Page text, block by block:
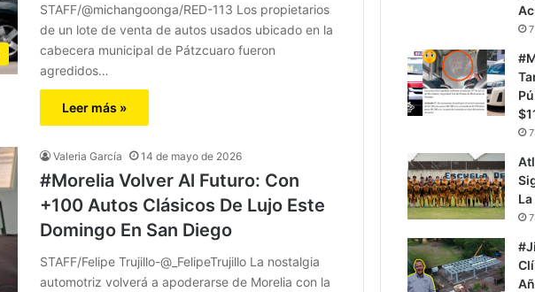
STAFF/@michangoonga/RED-113 Los propietarios
de un lote de venta de autos usados ubicado en la
cabecera municipal de Pátzcuaro fueron
agredidos…
Leer más »
Valeria García 14 de mayo de 2026
#Morelia Volver Al Futuro: Con
+100 Autos Clásicos De Lujo Este
Domingo En San Diego
STAFF/Felipe Trujillo-@_FelipeTrujillo La nostalgia
automotriz volverá a apoderarse de Morelia con la